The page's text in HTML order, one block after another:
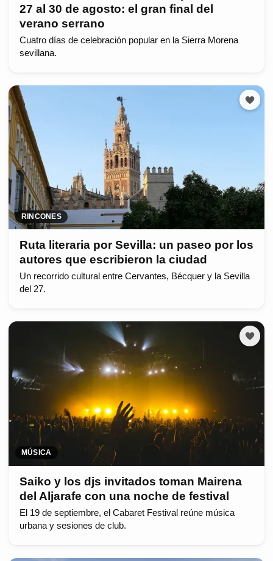
27 al 30 de agosto: el gran final del
verano serrano
Cuatro días de celebración popular en la Sierra Morena
sevillana.
RINCONES
Ruta literaria por Sevilla: un paseo por los
autores que escribieron la ciudad
Un recorrido cultural entre Cervantes, Bécquer y la Sevilla
del 27.
MÚSICA
Saiko y los djs invitados toman Mairena
del Aljarafe con una noche de festival
El 19 de septiembre, el Cabaret Festival reúne música
urbana y sesiones de club.